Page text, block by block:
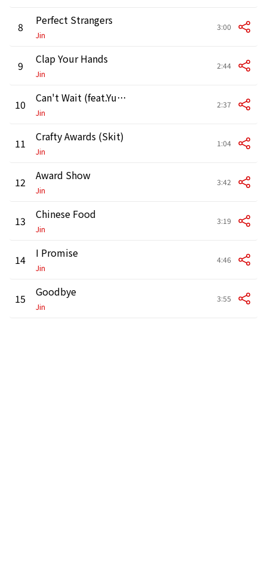
8 Perfect Strangers
Jin
3:00
9 Clap Your Hands
Jin
2:44
10 Can't Wait (feat.Yung MAC & Dina Rae))
Jin
2:37
11 Crafty Awards (Skit)
Jin
1:04
12 Award Show
Jin
3:42
13 Chinese Food
Jin
3:19
14 I Promise
Jin
4:46
15 Goodbye
Jin
3:55